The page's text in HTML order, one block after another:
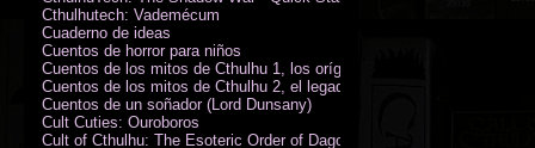
Cthulhutech: Vademécum
Cuaderno de ideas
Cuentos de horror para niños
Cuentos de los mitos de Cthulhu 1, los orígenes
Cuentos de los mitos de Cthulhu 2, el legado
Cuentos de un soñador (Lord Dunsany)
Cult Cuties: Ouroboros
Cult of Cthulhu: The Esoteric Order of Dagon Vol.1: Book One